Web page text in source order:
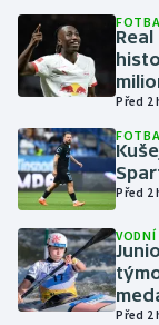
Lezení
Lyže a
Moderní
Motorsport
Olympijské hry
Parasport
Před 2
Před 2
Před 2